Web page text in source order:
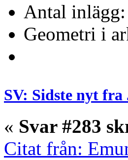
Antal inlägg:
Geometri i
SV: Sidste nyt fra
« Svar #283
Citat från: